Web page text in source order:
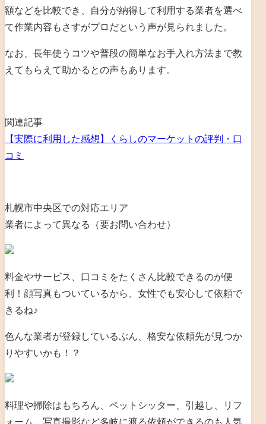
額などを比較でき、自分が納得して利用する業者を選べ
て作業内容もさすがプロだという声が見られました。
なお、長年使うコツや普段の簡単なお手入れ方法まで教
えてもらえて助かるとの声もあります。
関連記事
【実際に利用した感想】くらしのマーケットの評判・口
コミ
札幌市中央区での対応エリア
業者によって異なる（要お問い合わせ）
料金やサービス、口コミをたくさん比較できるのが便
利！顔写真もついているから、女性でも安心して依頼で
きるね♪
色んな業者が登録しているぶん、格安な依頼先が見つか
りやすいかも！？
料理や掃除はもちろん、ペットシッター、引越し、リフ
ォーム、写真撮影など多岐に渡る依頼ができるのも人気